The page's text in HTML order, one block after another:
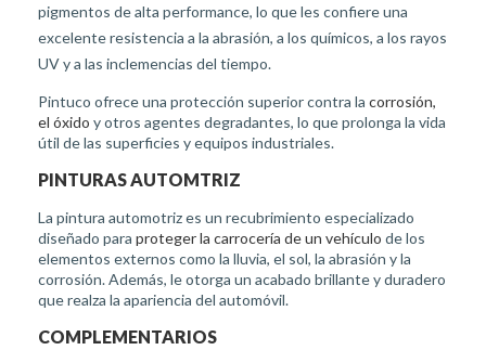
pigmentos de alta performance, lo que les confiere una
excelente resistencia a la abrasión, a los químicos, a los rayos
UV y a las inclemencias del tiempo.
Pintuco ofrece una protección superior contra la corrosión,
el óxido y otros agentes degradantes, lo que prolonga la vida
útil de las superficies y equipos industriales.
PINTURAS AUTOMTRIZ
La pintura automotriz es un recubrimiento especializado
diseñado para proteger la carrocería de un vehículo de los
elementos externos como la lluvia, el sol, la abrasión y la
corrosión. Además, le otorga un acabado brillante y duradero
que realza la apariencia del automóvil.
COMPLEMENTARIOS